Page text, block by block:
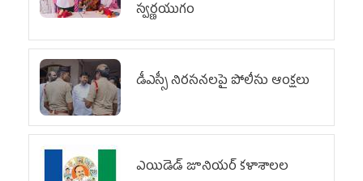
స్వర్ణయుగం
డీఎస్సీ నిరసనలపై పోలీసు ఆంక్షలు
ఎయిడెడ్‌ జూనియర్‌ కళాశాలల